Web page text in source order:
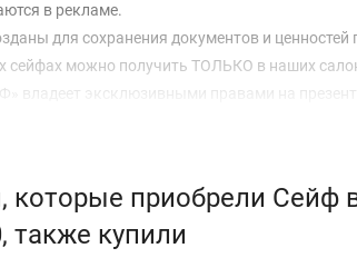
в рекламе.
для сохранения документов и
сейфах можно получить ТОЛЬКО в наших
владеет эксклюзивными правами на
которые приобрели Сейф
также купили